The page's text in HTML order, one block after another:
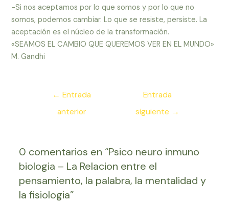
-Si nos aceptamos por lo que somos y por lo que no
somos, podemos cambiar. Lo que se resiste, persiste. La
aceptación es el núcleo de la transformación.
«SEAMOS EL CAMBIO QUE QUEREMOS VER EN EL MUNDO»
M. Gandhi
Navegación
entradas
← Entrada
anterior
Entrada
siguiente →
0 comentarios en “Psico neuro inmuno
biologia – La Relacion entre el
pensamiento, la palabra, la mentalidad y
la fisiologia”